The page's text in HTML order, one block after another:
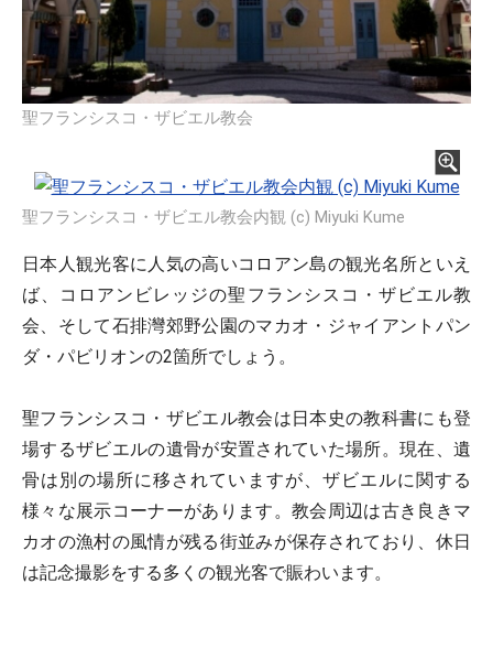
聖フランシスコ・ザビエル教会
聖フランシスコ・ザビエル教会内観 (c) Miyuki Kume
日本人観光客に人気の高いコロアン島の観光名所といえ
ば、コロアンビレッジの聖フランシスコ・ザビエル教
会、そして石排灣郊野公園のマカオ・ジャイアントパン
ダ・パビリオンの2箇所でしょう。
聖フランシスコ・ザビエル教会は日本史の教科書にも登
場するザビエルの遺骨が安置されていた場所。現在、遺
骨は別の場所に移されていますが、ザビエルに関する
様々な展示コーナーがあります。教会周辺は古き良きマ
カオの漁村の風情が残る街並みが保存されており、休日
は記念撮影をする多くの観光客で賑わいます。